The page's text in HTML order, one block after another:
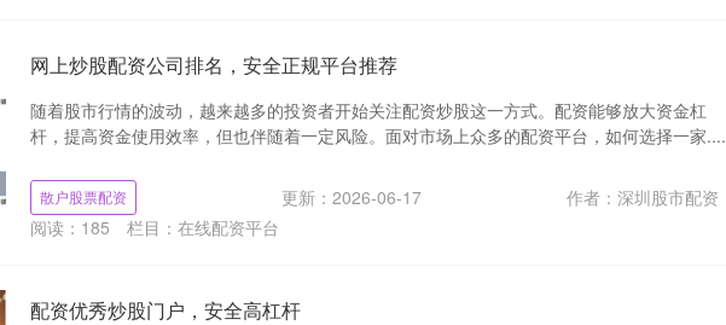
网上炒股配资公司排名，安全正规平台推荐
随着股市行情的波动，越来越多的投资者开始关注配资炒股这一方式。配资能够放大资金杠
杆，提高资金使用效率，但也伴随着一定风险。面对市场上众多的配资平台，如何选择一家....
散户股票配资 更新：2026-06-17
作者：深圳股市配资
阅读： 185 栏目： 在线配资平台
配资优秀炒股门户，安全高杠杆